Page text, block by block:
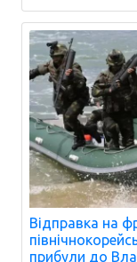
Відправка на
прибули до